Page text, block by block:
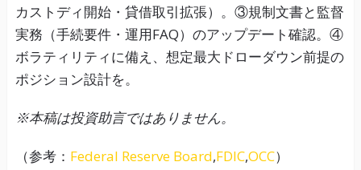
カストディ開始・貸借取引拡張）。③規制文書と監督
実務（手続要件・運用FAQ）のアップデート確認。④
ボラティリティに備え、想定最大ドローダウン前提の
ポジション設計を。
※本稿は投資助言ではありません。
（参考： Federal Reserve Board,FDIC,OCC）